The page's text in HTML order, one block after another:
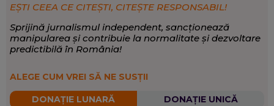
societății, nevoile, problemele, întrebările oamenilor. De
aceea face încă teren și nu și-ar imagina meseria de
jurnalist fără lucrul de teren și fără atenția scrupuloasă
acordată contextului. Este preocupată deopotrivă de
politică și cultură: aceasta din urmă poate explica lumea
geopolitică, în istoria mare afectează viața cotidiană a
oamenilor și povestea fiecăruia dintre noi.
SCRIE DESPRE: Politică,Opinii și analize
EȘTI CEEA CE CITEȘTI, CITEȘTE RESPONSABIL!
Sprijină jurnalismul independent, sancționează
manipularea și contribuie la normalitate și dezvoltare
predictibilă în România!
ALEGE CUM VREI SĂ NE SUSȚII
DONAȚIE LUNARĂ DONAȚIE UNICĂ